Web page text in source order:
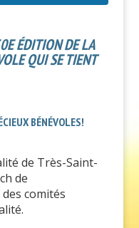
ÉDITION DE LA
QUI SE TIENT
BÉNÉVOLES!
de Très-Saint-
de
comités